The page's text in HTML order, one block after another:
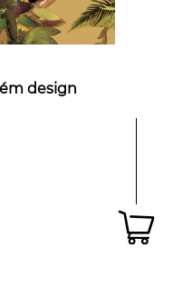
design